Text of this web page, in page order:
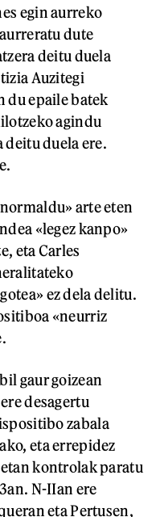
egin aurreko
dute
deitu duela
Auzitegi
du epaile batek
agindu
deitu duela ere.
arte eten
«legez kanpo»
eta Carles
ez dela delitu.
«neurriz
gaur goizean
desagertu
zabala
eta errepidez
kontrolak paratu
N-IIan ere
eta Pertusen,